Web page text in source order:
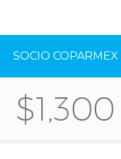
SOCIO COPARMEX
$1,300